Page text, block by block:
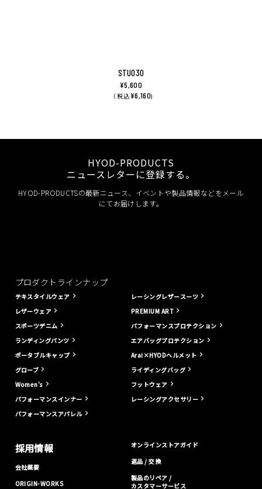
STU030
¥5,600
（ 税込¥6,160)
HYOD-PRODUCTS
ニュースレターに登録する。
HYOD-PRODUCTSの最新ニュース、イベントや製品情報などをメール
にてお届けします。
プロダクトラインナップ
テキスタイルウェア
レザーウェア
スポーツデニム
ランディングパンツ
ポータブルキャップ
グローブ
Women's
パフォーマンスインナー
パフォーマンスアパレル
レーシングレザースーツ
PREMIUM ART
パフォーマンスプロテクション
エアバッグプロテクション
Arai×HYODヘルメット
ライディングバッグ
フットウェア
レーシングアクセサリー
採用情報
会社概要
ORIGIN-WORKS
オンラインストアガイド
返品 / 交換
製品のリペア /
カスタマーサービス